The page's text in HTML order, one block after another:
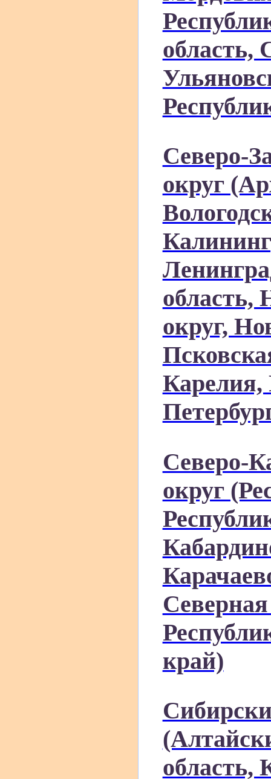
область,
Северо-
округ
область,
округ,
Карелия,
Северо-
округ
край)
область,